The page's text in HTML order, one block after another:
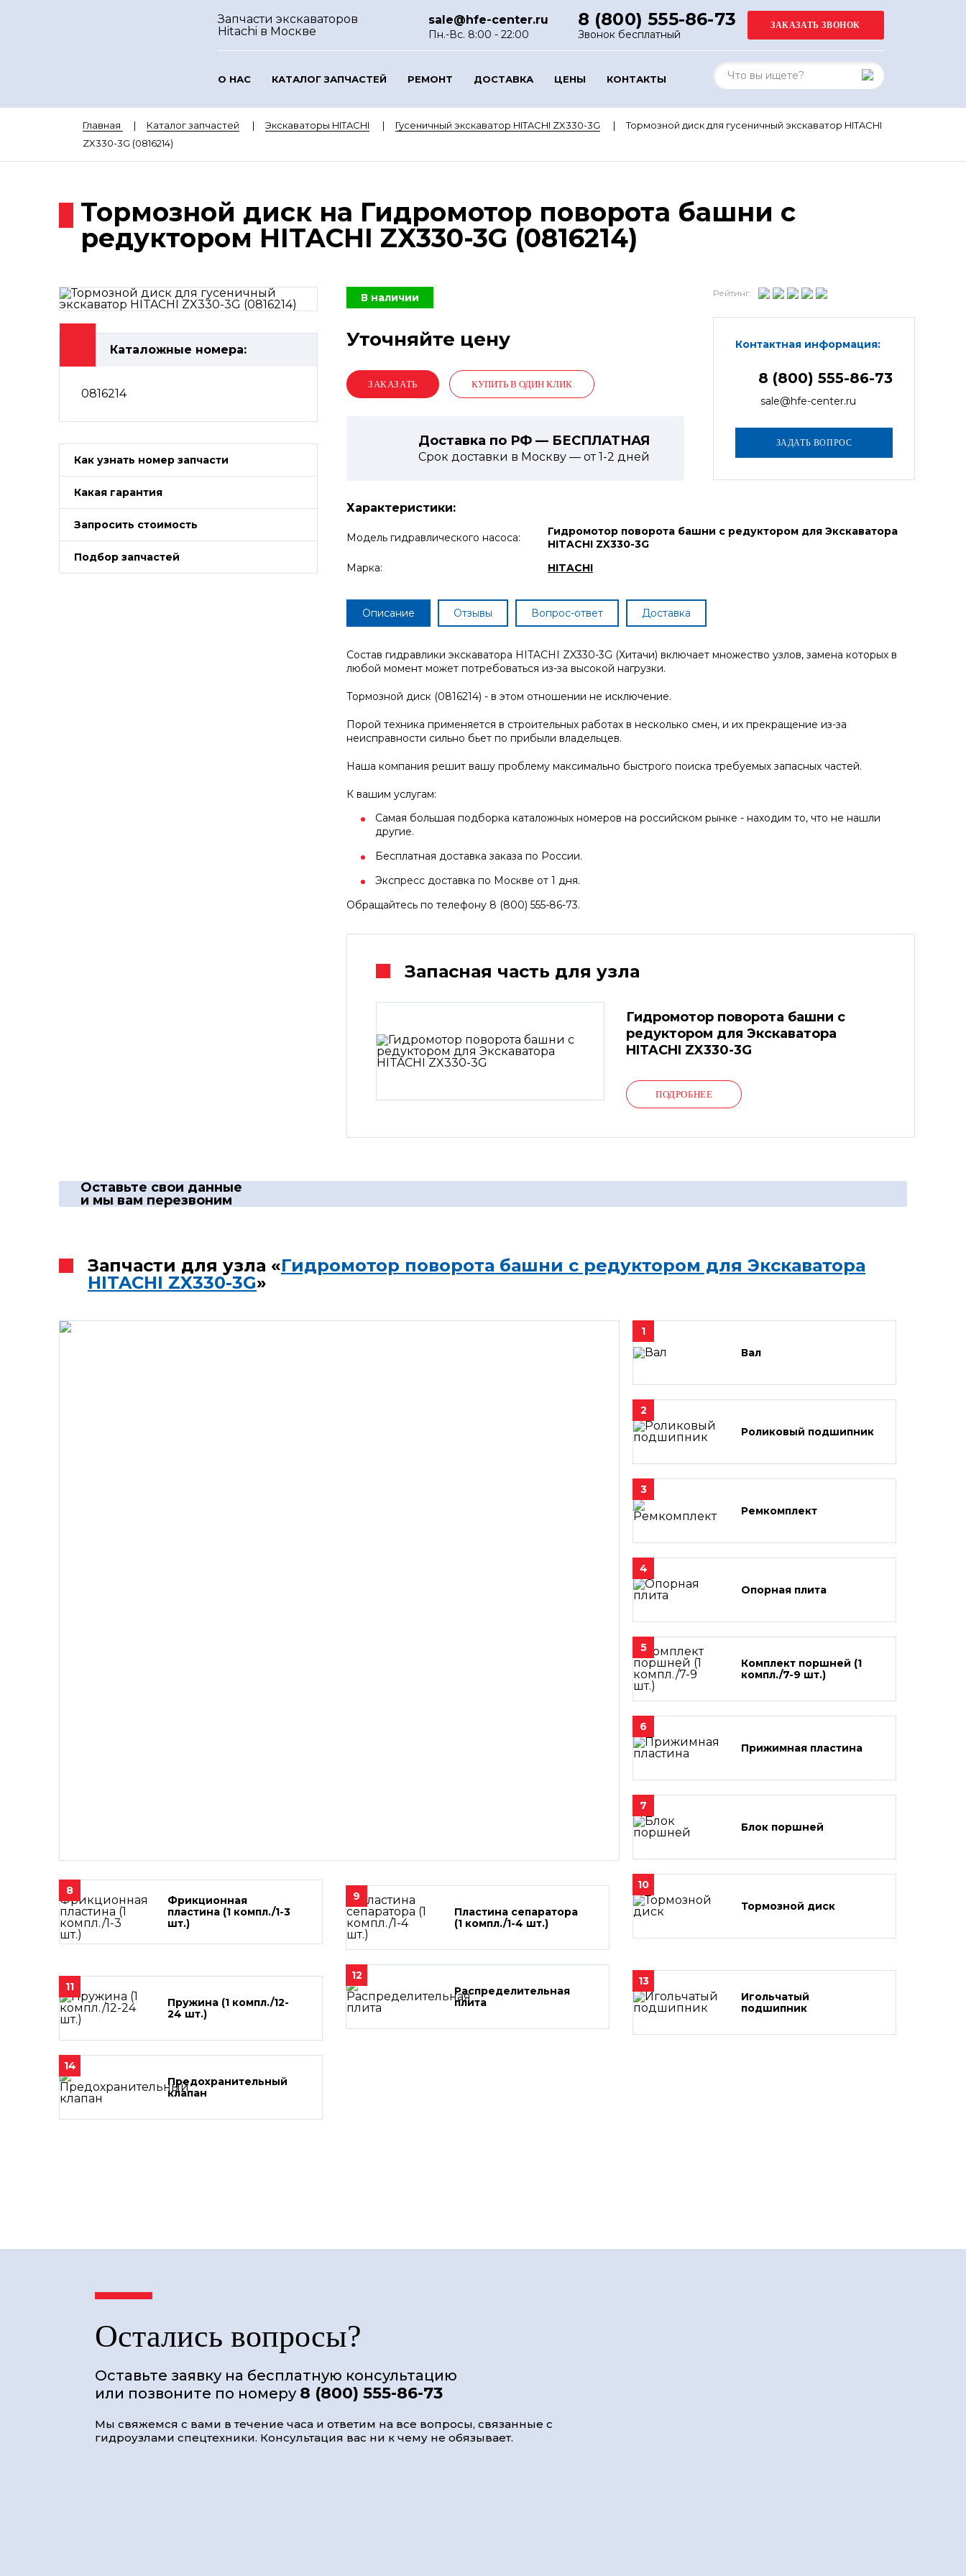
Запчасти экскаваторов
Hitachi в Москве
sale@hfe-center.ru
Пн.-Вс. 8:00 - 22:00
8 (800) 555-86-73
Звонок бесплатный
О НАС КАТАЛОГ ЗАПЧАСТЕЙ РЕМОНТ ДОСТАВКА ЦЕНЫ КОНТАКТЫ
Главная Каталог запчастей Экскаваторы HITACHI Гусеничный экскаватор HITACHI ZX330-3G
Тормозной диск для гусеничный экскаватор HITACHI
ZX330-3G (0816214)
Тормозной диск на Гидромотор поворота башни с
редуктором HITACHI ZX330-3G (0816214)
Каталожные номера:
0816214
Как узнать номер запчасти
Какая гарантия
Запросить стоимость
Подбор запчастей
В наличии
Уточняйте цену
КУПИТЬ В ОДИН КЛИК
Доставка по РФ — БЕСПЛАТНАЯ
Срок доставки в Москву — от1-2 дней
Рейтинг:
Контактная информация:
8 (800) 555-86-73
sale@hfe-center.ru
Характеристики:
Модель гидравлического насоса:
Гидромотор поворота башни с редуктором для Экскаватора
HITACHI ZX330-3G
Марка:
HITACHI
Описание Отзывы Вопрос-ответ Доставка
Состав гидравлики экскаватора HITACHI ZX330-3G (Хитачи) включает множество узлов, замена которых в
любой момент может потребоваться из-за высокой нагрузки.
Тормозной диск (0816214) - в этом отношении не исключение.
Порой техника применяется в строительных работах в несколько смен, и их прекращение из-за
неисправности сильно бьет по прибыли владельцев.
Наша компания решит вашу проблему максимально быстрого поиска требуемых запасных частей.
К вашим услугам:
Самая большая подборка каталожных номеров на российском рынке - находим то, что не нашли
другие.
Бесплатная доставка заказа по России.
Экспресс доставка по Москве от 1 дня.
Обращайтесь по телефону 8 (800) 555-86-73.
Запасная часть для узла
Гидромотор поворота башни с
редуктором для Экскаватора
HITACHI ZX330-3G
ПОДРОБНЕЕ
Оставьте свои данные
и мы вам перезвоним
Запчасти для узла «Гидромотор поворота башни с редуктором для Экскаватора
HITACHI ZX330-3G»
1
Вал
2
Роликовый подшипник
3
Ремкомплект
4
Опорная плита
5
Комплект поршней (1
компл./7-9 шт.)
6
Прижимная пластина
7
Блок поршней
8
Фрикционная
пластина (1 компл./1-3
шт.)
9
Пластина сепаратора
(1 компл./1-4 шт.)
10
Тормозной диск
11
Пружина (1 компл./12-
24 шт.)
12
Распределительная
плита
13
Игольчатый
подшипник
14
Предохранительный
клапан
Остались вопросы?
Оставьте заявку на бесплатную консультацию
или позвоните по номеру 8 (800) 555-86-73
Мы свяжемся с вами в течение часа и ответим на все вопросы, связанные с
гидроузлами спецтехники. Консультация вас ни к чему не обязывает.